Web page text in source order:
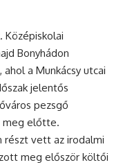
Középiskolai
Bonyhádon
a Munkácsy utcai
jelentős
pezsgő
meg előtte.
részt vett az irodalmi
meg először költői